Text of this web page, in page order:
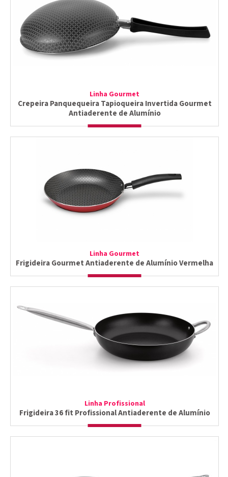
Linha Gourmet
Crepeira Panquequeira Tapioqueira Invertida Gourmet
Antiaderente de Alumínio
Linha Gourmet
Frigideira Gourmet Antiaderente de Alumínio Vermelha
Linha Profissional
Frigideira 36 fit Profissional Antiaderente de Alumínio